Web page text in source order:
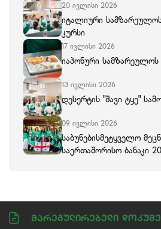
20 ივლისი 2026
იტალიური
კურსი
17 ივლისი 2026
იაპონური
13 ივლისი 2026
დესერტის "შავი ტყე"
09 ივლისი 2026
საბუნებისმეტყველო
საერთაშორისო ბანაკი
Მარეგულირებელი